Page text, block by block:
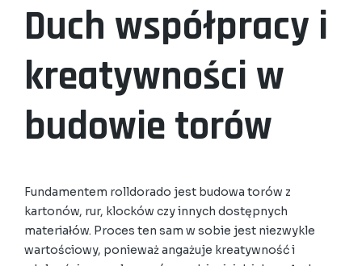
Duch współpracy i
kreatywności w
budowie torów
Fundamentem rolldorado jest budowa torów z
kartonów, rur, klocków czy innych dostępnych
materiałów. Proces ten sam w sobie jest niezwykle
wartościowy, ponieważ angażuje kreatywność i